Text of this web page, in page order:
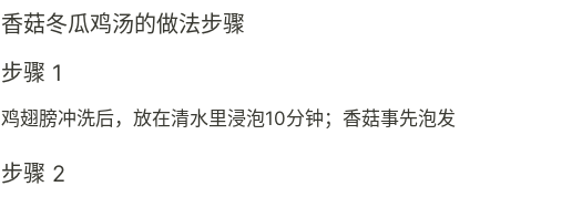
香菇冬瓜鸡汤的做法步骤
步骤 1
鸡翅膀冲洗后，放在清水里浸泡10分钟；香菇事先泡发
步骤 2